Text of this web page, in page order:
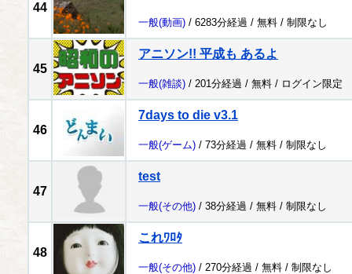
44
一般(動画) / 6283分経過 / 無料 / 制限なし
45
アニソン!! 平成も あるよ
一般(雑談) / 201分経過 / 無料 / ログイン限定
46
7days to die v3.1
一般(ゲーム) / 73分経過 / 無料 / 制限なし
47
test
一般(その他) / 38分経過 / 無料 / 制限なし
48
これﾜﾛﾀ
一般(その他) / 270分経過 / 無料 / 制限なし